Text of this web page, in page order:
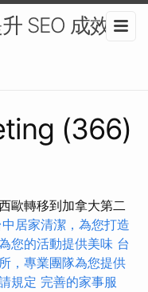
SEO 成效-
(366)
歐轉移到加拿大第二
中居家清潔，為您打造
您的活動提供美味 台
，專業團隊為您提供
規定 完善的家事服